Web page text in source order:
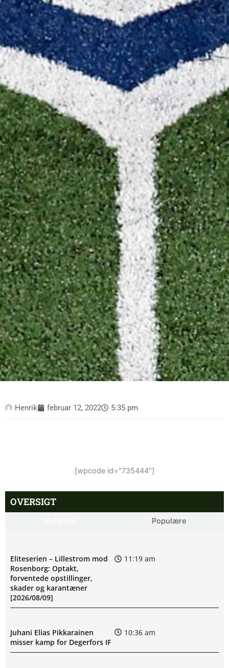
Henrik februar 12, 2022 5:35 pm
[wpcode id="735444"]
OVERSIGT
Populære
Eliteserien – Lillestrom mod
Rosenborg: Optakt,
forventede opstillinger,
skader og karantæner
[2026/08/09]
11:19 am
Juhani Elias Pikkarainen
misser kamp for Degerfors IF
10:36 am